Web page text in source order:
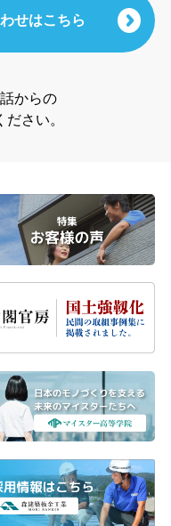
せはこちら
からの
さい。